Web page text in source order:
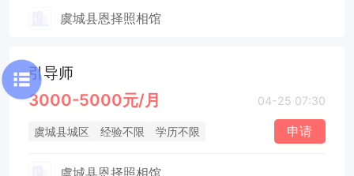
虞城县恩择照相馆
引导师
3000-5000元/月 04-25 07:30
虞城县城区 经验不限 学历不限 申请